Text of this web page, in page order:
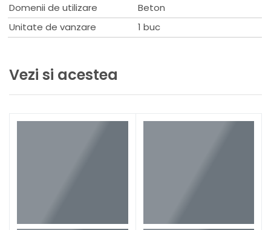
Domenii de utilizare
Beton
Unitate de vanzare
1 buc
Vezi si acestea